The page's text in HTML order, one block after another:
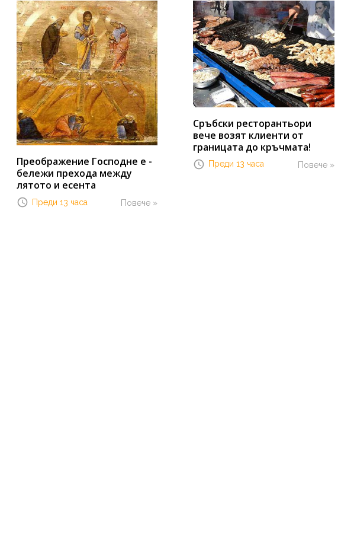
Преображение Господне е -
бележи прехода между
лятото и есента
Повече »
Преди 13 часа
Сръбски ресторантьори
вече возят клиенти от
границата до кръчмата!
Повече »
Преди 13 часа